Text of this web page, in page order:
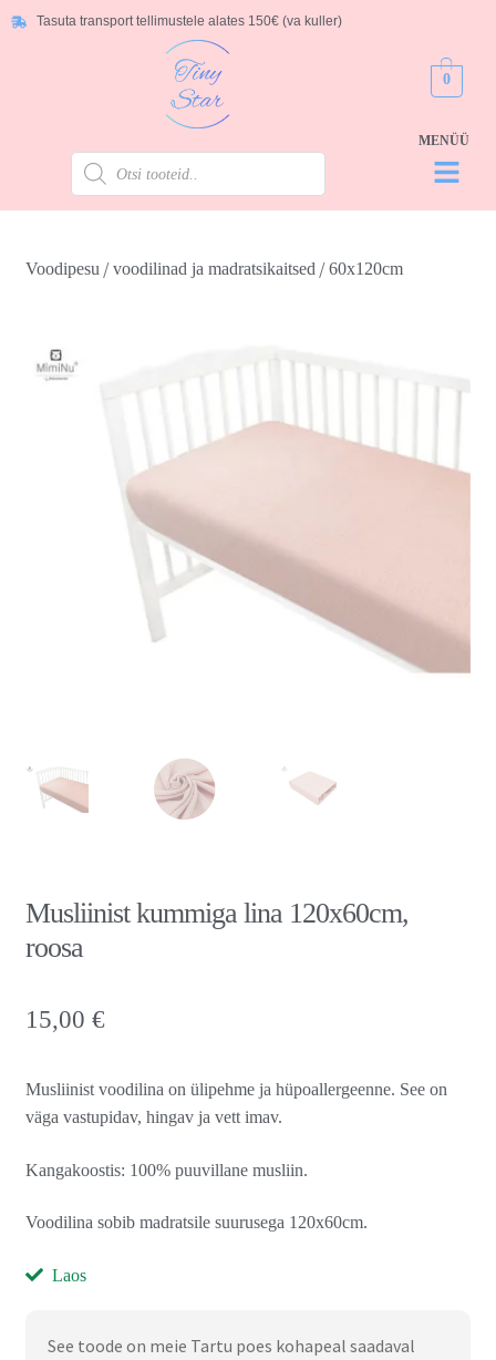
Tasuta transport tellimustele alates 150€ (va kuller)
0
Voodipesu/voodilinad ja madratsikaitsed/60x120cm
Musliinist kummiga lina 120x60cm,
roosa
15,00 €
Musliinist voodilina on ülipehme ja hüpoallergeenne. See on
väga vastupidav, hingav ja vett imav.
Kangakoostis: 100% puuvillane musliin.
Voodilina sobib madratsile suurusega 120x60cm.
Laos
See toode on meie Tartu poes kohapeal saadaval